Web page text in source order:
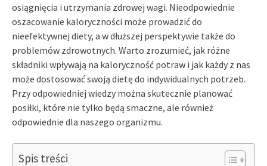
osiągnięcia i utrzymania zdrowej wagi. Nieodpowiednie
oszacowanie kaloryczności może prowadzić do
nieefektywnej diety, a w dłuższej perspektywie także do
problemów zdrowotnych. Warto zrozumieć, jak różne
składniki wpływają na kaloryczność potraw i jak każdy z nas
może dostosować swoją dietę do indywidualnych potrzeb.
Przy odpowiedniej wiedzy można skutecznie planować
posiłki, które nie tylko będą smaczne, ale również
odpowiednie dla naszego organizmu.
Spis treści